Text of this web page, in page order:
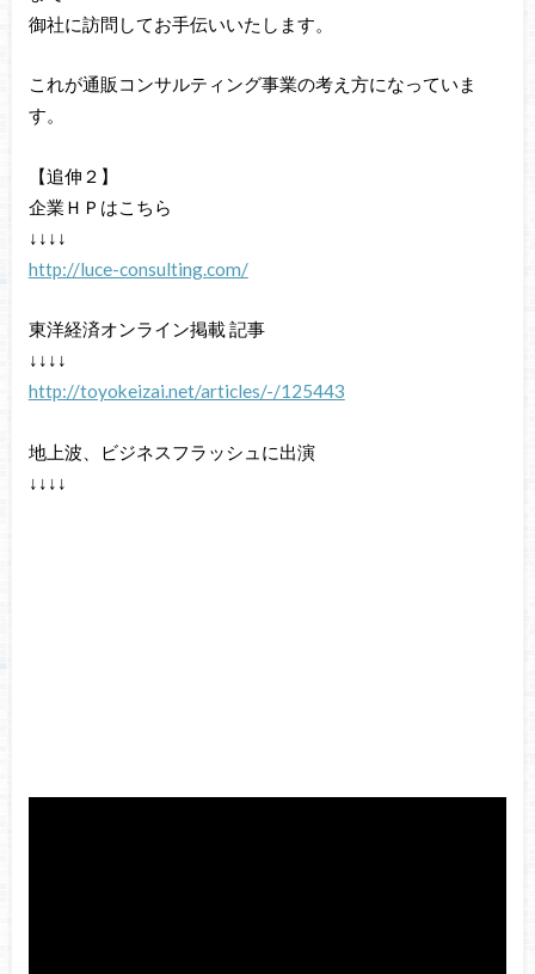
御社に訪問してお手伝いいたします。
これが通販コンサルティング事業の考え方になっていま
す。
【追伸２】
企業ＨＰはこちら
↓↓↓↓
http://luce-consulting.com/
東洋経済オンライン掲載 記事
↓↓↓↓
http://toyokeizai.net/articles/-/125443
地上波、ビジネスフラッシュに出演
↓↓↓↓